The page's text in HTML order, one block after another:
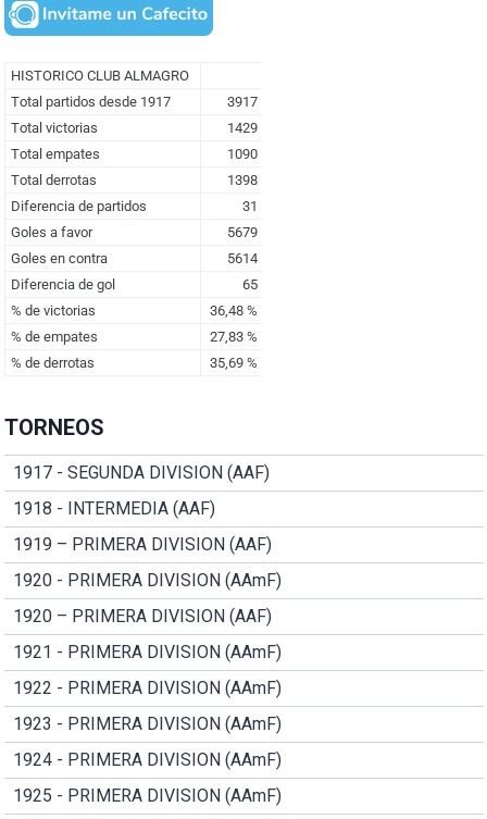
TORNEOS
1917 - SEGUNDA DIVISION (AAF)
1918 - INTERMEDIA (AAF)
1919 – PRIMERA DIVISION (AAF)
1920 - PRIMERA DIVISION (AAmF)
1920 – PRIMERA DIVISION (AAF)
1921 - PRIMERA DIVISION (AAmF)
1922 - PRIMERA DIVISION (AAmF)
1923 - PRIMERA DIVISION (AAmF)
1924 - PRIMERA DIVISION (AAmF)
1925 - PRIMERA DIVISION (AAmF)